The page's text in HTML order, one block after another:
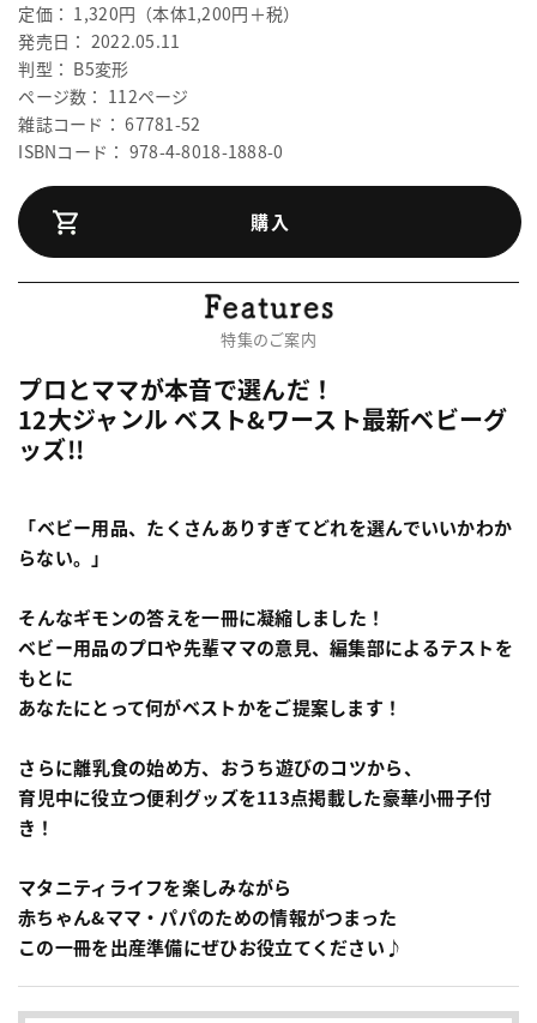
定価： 1,320円（本体1,200円＋税）
発売日： 2022.05.11
判型： B5変形
ページ数： 112ページ
雑誌コード： 67781-52
ISBNコード： 978-4-8018-1888-0
購入
特集のご案内
プロとママが本音で選んだ！
12大ジャンル ベスト&ワースト最新ベビーグ
ッズ!!
「ベビー用品、たくさんありすぎてどれを選んでいいかわか
らない。」
そんなギモンの答えを一冊に凝縮しました！
ベビー用品のプロや先輩ママの意見、編集部によるテストを
もとに
あなたにとって何がベストかをご提案します！
さらに離乳食の始め方、おうち遊びのコツから、
育児中に役立つ便利グッズを113点掲載した豪華小冊子付
き！
マタニティライフを楽しみながら
赤ちゃん&ママ・パパのための情報がつまった
この一冊を出産準備にぜひお役立てください♪